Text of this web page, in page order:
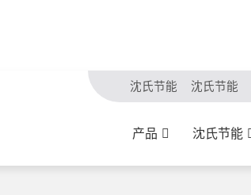
沈氏节能 沈氏节能
产品 沈氏节能